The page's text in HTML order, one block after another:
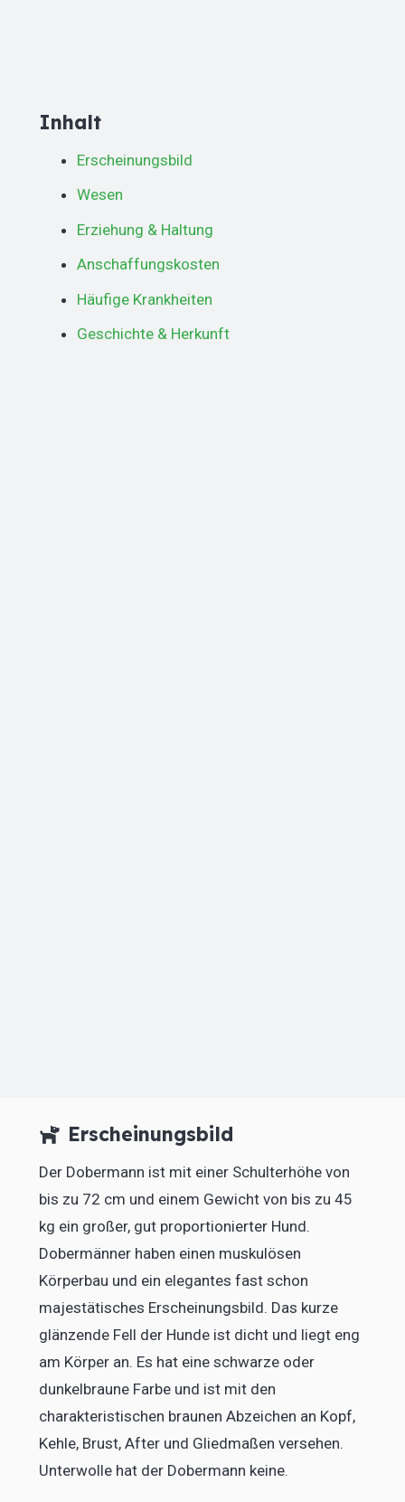
Inhalt
Erscheinungsbild
Wesen
Erziehung & Haltung
Anschaffungskosten
Häufige Krankheiten
Geschichte & Herkunft
Erscheinungsbild
Der Dobermann ist mit einer Schulterhöhe von
bis zu 72 cm und einem Gewicht von bis zu 45
kg ein großer, gut proportionierter Hund.
Dobermänner haben einen muskulösen
Körperbau und ein elegantes fast schon
majestätisches Erscheinungsbild. Das kurze
glänzende Fell der Hunde ist dicht und liegt eng
am Körper an. Es hat eine schwarze oder
dunkelbraune Farbe und ist mit den
charakteristischen braunen Abzeichen an Kopf,
Kehle, Brust, After und Gliedmaßen versehen.
Unterwolle hat der Dobermann keine.